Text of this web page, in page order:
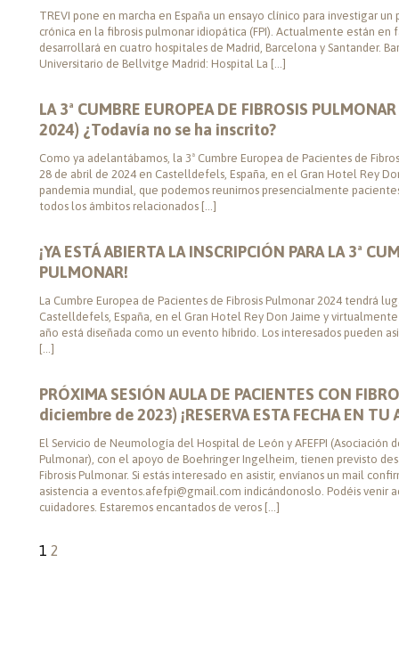
TREVI pone en marcha en España un ensayo clínico para investigar
crónica en la fibrosis pulmonar idiopática (FPI). Actualmente están
desarrollará en cuatro hospitales de Madrid, Barcelona y Santander.
Universitario de Bellvitge Madrid: Hospital La […]
LA 3ª CUMBRE EUROPEA DE FIBROSIS
2024) ¿Todavía no se ha inscrito?
Como ya adelantábamos, la 3ª Cumbre Europea de Pacientes de
28 de abril de 2024 en Castelldefels, España, en el Gran Hotel Rey
pandemia mundial, que podemos reunirnos presencialmente
todos los ámbitos relacionados […]
¡YA ESTÁ ABIERTA LA INSCRIPCIÓN PARA LA 3ª
PULMONAR!
La Cumbre Europea de Pacientes de Fibrosis Pulmonar 2024 tendrá
Castelldefels, España, en el Gran Hotel Rey Don Jaime y
año está diseñada como un evento híbrido. Los interesados ​​pueden
[…]
PRÓXIMA SESIÓN AULA DE PACIENTES CON
diciembre de 2023) ¡RESERVA ESTA FECHA EN TU
El Servicio de Neumología del Hospital de León y AFEFPI (Asociación
Pulmonar), con el apoyo de Boehringer Ingelheim, tienen previsto
Fibrosis Pulmonar. Si estás interesado en asistir, envíanos un mail
asistencia a eventos.afefpi@gmail.com indicándonoslo. Podéis venir
cuidadores. Estaremos encantados de veros […]
1 2